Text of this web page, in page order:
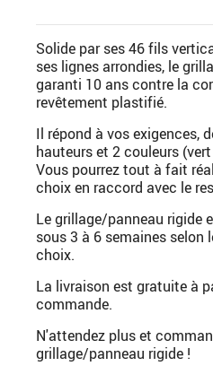
Solide par ses 46 fils
ses lignes arrondies, le
garanti 10 ans contre la
revêtement plastifié.
Il répond à vos exigences,
hauteurs et 2 couleurs
Vous pourrez tout à fait
choix en raccord avec le
Le grillage/panneau rigide
sous 3 à 6 semaines selon
choix.
La livraison est gratuite à
commande.
N'attendez plus et
grillage/panneau rigide !